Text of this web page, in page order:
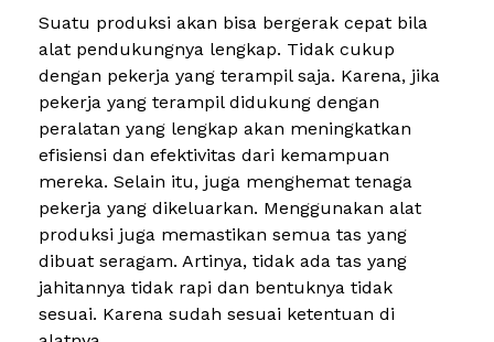
Suatu produksi akan bisa bergerak cepat bila
alat pendukungnya lengkap. Tidak cukup
dengan pekerja yang terampil saja. Karena, jika
pekerja yang terampil didukung dengan
peralatan yang lengkap akan meningkatkan
efisiensi dan efektivitas dari kemampuan
mereka. Selain itu, juga menghemat tenaga
pekerja yang dikeluarkan. Menggunakan alat
produksi juga memastikan semua tas yang
dibuat seragam. Artinya, tidak ada tas yang
jahitannya tidak rapi dan bentuknya tidak
sesuai. Karena sudah sesuai ketentuan di